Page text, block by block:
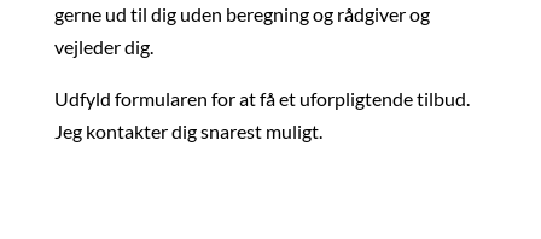
gerne ud til dig uden beregning og rådgiver og
vejleder dig.
Udfyld formularen for at få et uforpligtende tilbud.
Jeg kontakter dig snarest muligt.